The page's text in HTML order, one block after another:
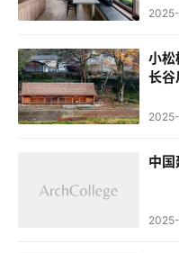
极
速
工
作
小松
长谷
中